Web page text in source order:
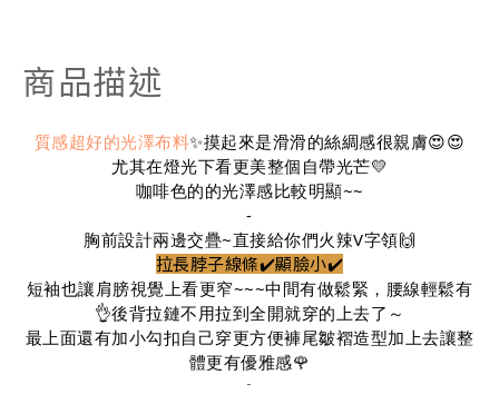
商品描述
質感超好的光澤布料✨摸起來是滑滑的絲綢感很親膚😍😍
尤其在燈光下看更美整個自帶光芒💛
咖啡色的的光澤感比較明顯~~
-
胸前設計兩邊交疊~直接給你們火辣V字領🙌
拉長脖子線條✔️顯臉小✔️
短袖也讓肩膀視覺上看更窄~~~中間有做鬆緊，腰線輕鬆有
👌後背拉鏈不用拉到全開就穿的上去了～
最上面還有加小勾扣自己穿更方便褲尾皺褶造型加上去讓整
體更有優雅感🌹
-